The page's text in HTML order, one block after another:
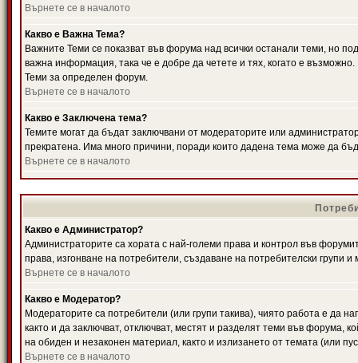
Върнете се в началото
Какво е Важна Тема?
Важните Теми се показват във форума над всички останали теми,
важна информация, така че е добре да четете и тях, когато е
Теми за определен форум.
Върнете се в началото
Какво е Заключена тема?
Темите могат да бъдат заключвани от модераторите или
прекратена. Има много причини, поради които дадена тема може да
Върнете се в началото
Какво е Администратор?
Администраторите са хората с най-големи права и контрол във
права, изгонване на потребители, създаване на потребителски групи
Върнете се в началото
Какво е Модератор?
Модераторите са потребители (или групи такива), чиято работа е да
както и да заключват, отключват, местят и разделят теми във форума,
на обиден и незаконен материал, както и излизането от темата (или
Върнете се в началото